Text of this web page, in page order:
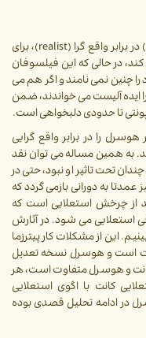
پیترزما از تعبیر استعلاگرا (transcendentalist) در برابر واقع گرا (realist)، برای
در حالی که این فیلسوفان
چنین نمی نامند و اگر هم می
را ایده آلیست می خواندند، ضمن
تا حدودی دلبخواهی است.
را در برابر واقع گرایی
به همین مساله می توان نقد
تحت تاثیر او نبود، حتی در
عمدتا به دورانی بازمی گردد که
از چرخش استعلایی است که
استعلایی می شود. در آثارش
این از مشکلات کار پیترزما
است و هوسرل نسخه تعدیل
و هوسرل متفاوت است، هر
کانت با اگوی استعلایی
در ادامه تحلیل قصدی بوده